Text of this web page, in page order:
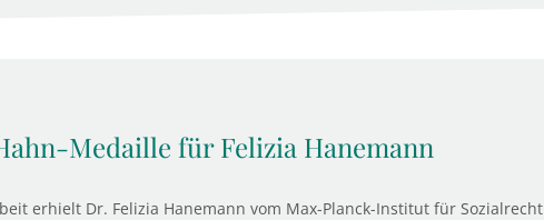
Medaille für Felizia Hanemann
erhielt Dr. Felizia Hanemann vom Max-Planck-Institut für Sozialrecht